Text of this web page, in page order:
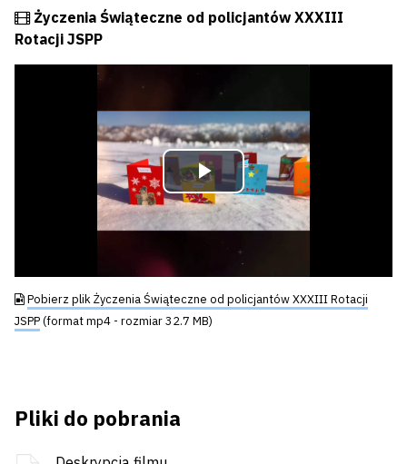
Film
Życzenia Świąteczne od policjantów XXXIII
Rotacji JSPP
Odtwórz
wideo
Pobierz plik Życzenia Świąteczne od policjantów XXXIII Rotacji
JSPP(format mp4 - rozmiar 32.7 MB)
Pliki do pobrania